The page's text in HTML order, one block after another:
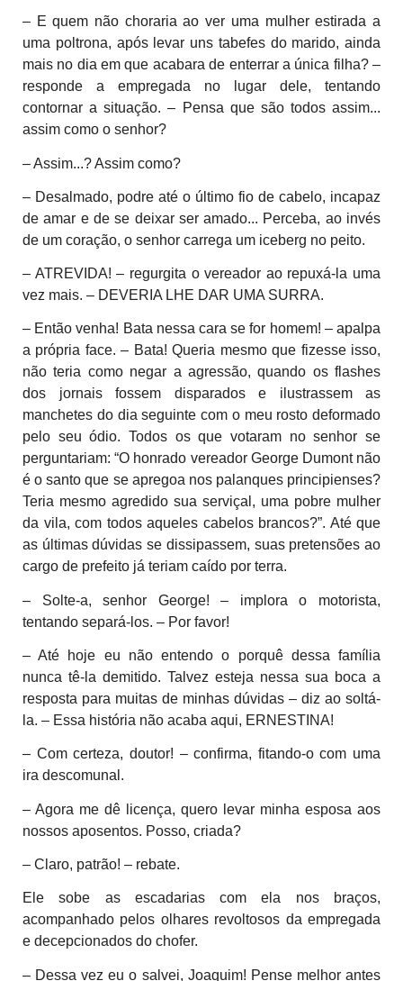
– E quem não choraria ao ver uma mulher estirada a
uma poltrona, após levar uns tabefes do marido, ainda
mais no dia em que acabara de enterrar a única filha? –
responde a empregada no lugar dele, tentando
contornar a situação. – Pensa que são todos assim...
assim como o senhor?
– Assim...? Assim como?
– Desalmado, podre até o último fio de cabelo, incapaz
de amar e de se deixar ser amado... Perceba, ao invés
de um coração, o senhor carrega um iceberg no peito.
– ATREVIDA! – regurgita o vereador ao repuxá-la uma
vez mais. – DEVERIA LHE DAR UMA SURRA.
– Então venha! Bata nessa cara se for homem! – apalpa
a própria face. – Bata! Queria mesmo que fizesse isso,
não teria como negar a agressão, quando os flashes
dos jornais fossem disparados e ilustrassem as
manchetes do dia seguinte com o meu rosto deformado
pelo seu ódio. Todos os que votaram no senhor se
perguntariam: “O honrado vereador George Dumont não
é o santo que se apregoa nos palanques principienses?
Teria mesmo agredido sua serviçal, uma pobre mulher
da vila, com todos aqueles cabelos brancos?”. Até que
as últimas dúvidas se dissipassem, suas pretensões ao
cargo de prefeito já teriam caído por terra.
– Solte-a, senhor George! – implora o motorista,
tentando separá-los. – Por favor!
– Até hoje eu não entendo o porquê dessa família
nunca tê-la demitido. Talvez esteja nessa sua boca a
resposta para muitas de minhas dúvidas – diz ao soltá-
la. – Essa história não acaba aqui, ERNESTINA!
– Com certeza, doutor! – confirma, fitando-o com uma
ira descomunal.
– Agora me dê licença, quero levar minha esposa aos
nossos aposentos. Posso, criada?
– Claro, patrão! – rebate.
Ele sobe as escadarias com ela nos braços,
acompanhado pelos olhares revoltosos da empregada
e decepcionados do chofer.
– Dessa vez eu o salvei, Joaquim! Pense melhor antes